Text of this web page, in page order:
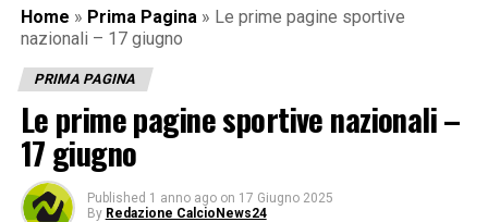
Home » Prima Pagina » Le prime pagine sportive
nazionali – 17 giugno
PRIMA PAGINA
Le prime pagine sportive nazionali –
17 giugno
Published 1 anno ago on 17 Giugno 2025
By Redazione CalcioNews24